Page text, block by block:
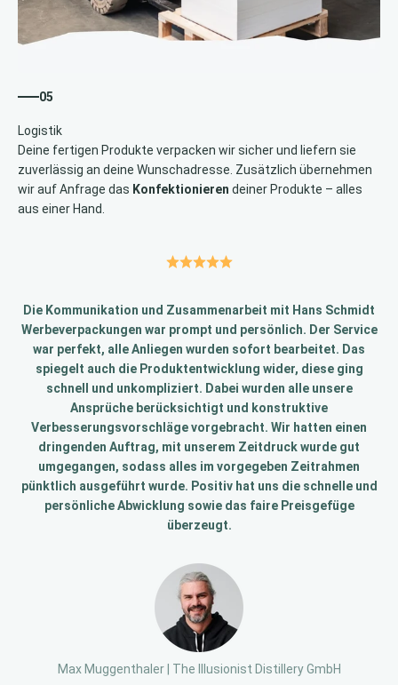
05
Deine fertigen Produkte verpacken wir sicher und liefern sie
zuverlässig an deine Wunschadresse. Zusätzlich übernehmen
wir auf Anfrage das Konfektionieren deiner Produkte – alles
aus einer Hand.
Die Kommunikation und Zusammenarbeit mit Hans Schmidt
Werbeverpackungen war prompt und persönlich. Der Service
war perfekt, alle Anliegen wurden sofort bearbeitet. Das
spiegelt auch die Produktentwicklung wider, diese ging
schnell und unkompliziert. Dabei wurden alle unsere
Ansprüche berücksichtigt und konstruktive
Verbesserungsvorschläge vorgebracht. Wir hatten einen
dringenden Auftrag, mit unserem Zeitdruck wurde gut
umgegangen, sodass alles im vorgegeben Zeitrahmen
pünktlich ausgeführt wurde. Positiv hat uns die schnelle und
persönliche Abwicklung sowie das faire Preisgefüge
überzeugt.
Max Muggenthaler | The Illusionist Distillery GmbH